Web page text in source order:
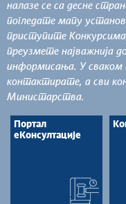
налазе се са десне
погледате мапу
приступите
преузмете најважнија
информисања. У
контактирате, а сви
Министарства.
Портал
еКонсултације